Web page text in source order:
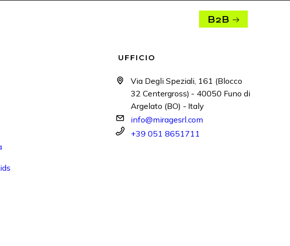
B2B
UFFICIO
Via Degli Speziali, 161 (Blocco
32 Centergross) - 40050 Funo di
Argelato (BO) - Italy
info@miragesrl.com
+39 051 8651711